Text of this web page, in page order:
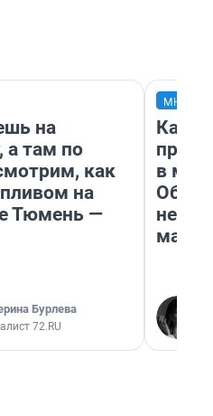
на
а там по
как
на
Тюмень —
Бурлева
72.RU
в